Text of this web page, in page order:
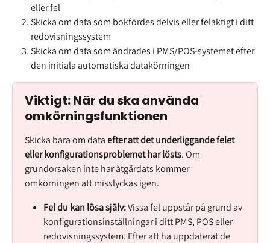
eller fel
Skicka om data som bokfördes delvis eller felaktigt i ditt
redovisningssystem
Skicka om data som ändrades i PMS/POS-systemet efter
den initiala automatiska datakörningen
Viktigt: När du ska använda
omkörningsfunktionen
Skicka bara om data efter att det underliggande felet
eller konfigurationsproblemet har lösts. Om
grundorsaken inte har åtgärdats kommer
omkörningen att misslyckas igen.
Fel du kan lösa själv: Vissa fel uppstår på grund av
konfigurationsinställningar i ditt PMS, POS eller
redovisningssystem. Efter att ha uppdaterat de